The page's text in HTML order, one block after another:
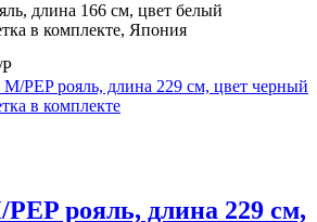
длина 166 см, цвет белый
в комплекте, Япония
рояль, длина 229 см,